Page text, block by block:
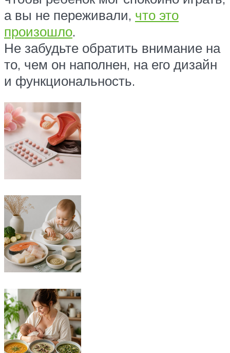
а вы не переживали, что это
произошло.
Не забудьте обратить внимание на
то, чем он наполнен, на его дизайн
и функциональность.